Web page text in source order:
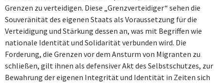
Grenzen zu verteidigen. Diese „Grenzverteidiger“ sehen die
Souveränität des eigenen Staats als Voraussetzung für die
Verteidigung und Stärkung dessen an, was mit Begriffen wie
nationale Identität und Solidarität verbunden wird. Die
Forderung, die Grenzen vor dem Ansturm von Migranten zu
schließen, gilt ihnen als defensiver Akt des Selbstschutzes, zur
Bewahrung der eigenen Integrität und Identität in Zeiten sich